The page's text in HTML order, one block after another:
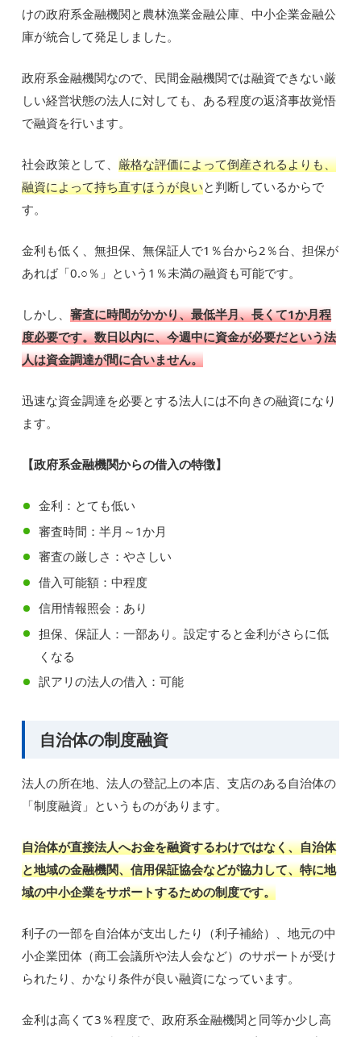
けの政府系金融機関と農林漁業金融公庫、中小企業金融公
庫が統合して発足しました。
政府系金融機関なので、民間金融機関では融資できない厳
しい経営状態の法人に対しても、ある程度の返済事故覚悟
で融資を行います。
社会政策として、厳格な評価によって倒産されるよりも、
融資によって持ち直すほうが良いと判断しているからで
す。
金利も低く、無担保、無保証人で1％台から2％台、担保が
あれば「0.○％」という1％未満の融資も可能です。
しかし、審査に時間がかかり、最低半月、長くて1か月程
度必要です。数日以内に、今週中に資金が必要だという法
人は資金調達が間に合いません。
迅速な資金調達を必要とする法人には不向きの融資になり
ます。
【政府系金融機関からの借入の特徴】
金利：とても低い
審査時間：半月～1か月
審査の厳しさ：やさしい
借入可能額：中程度
信用情報照会：あり
担保、保証人：一部あり。設定すると金利がさらに低
くなる
訳アリの法人の借入：可能
自治体の制度融資
法人の所在地、法人の登記上の本店、支店のある自治体の
「制度融資」というものがあります。
自治体が直接法人へお金を融資するわけではなく、自治体
と地域の金融機関、信用保証協会などが協力して、特に地
域の中小企業をサポートするための制度です。
利子の一部を自治体が支出したり（利子補給）、地元の中
小企業団体（商工会議所や法人会など）のサポートが受け
られたり、かなり条件が良い融資になっています。
金利は高くて3％程度で、政府系金融機関と同等か少し高